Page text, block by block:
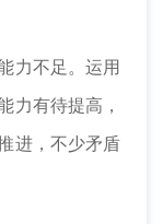
力不足。运用
力有待提高，
进，不少矛盾